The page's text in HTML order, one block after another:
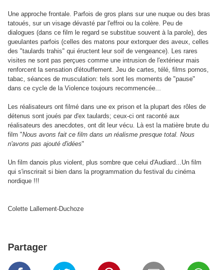
Une approche frontale. Parfois de gros plans sur une nuque ou des bras
tatoués, sur un visage dévasté par l'effroi ou la colère. Peu de
dialogues (dans ce film le regard se substitue souvent à la parole), des
gueulantes parfois (celles des matons pour extorquer des aveux, celles
des "taulards trahis" qui éructent leur soif de vengeance). Les rares
visites ne sont pas perçues comme une intrusion de l'extérieur mais
renforcent la sensation d'étouffement. Jeu de cartes, télé, films pornos,
tabac, séances de musculation: tels sont les moments de "pause"
dans ce cycle de la Violence toujours recommencée...
Les réalisateurs ont filmé dans une ex prison et la plupart des rôles de
détenus sont joués par d'ex taulards; ceux-ci ont raconté aux
réalisateurs des anecdotes, ont dit leur vécu. Là est la matière brute du
film "Nous avons fait ce film dans un réalisme presque total. Nous
n'avons pas ajouté d'idées"
Un film danois plus violent, plus sombre que celui d'Audiard...Un film
qui s'inscrirait si bien dans la programmation du festival du cinéma
nordique !!!
Colette Lallement-Duchoze
Partager